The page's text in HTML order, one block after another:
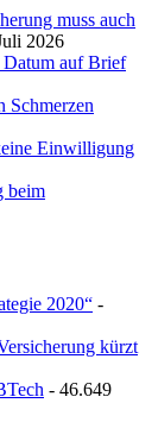
muss auch
2026
Datum auf Brief
Schmerzen
Einwilligung
beim
2020“ -
kürzt
- 46.649